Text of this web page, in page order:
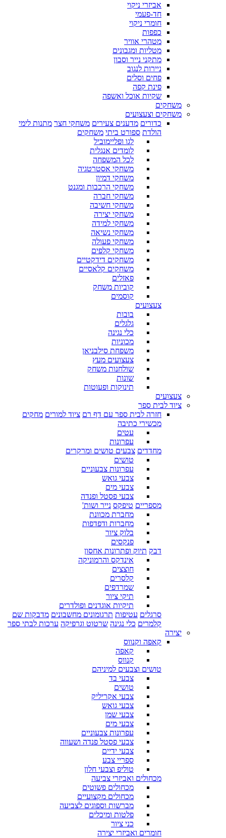
אביזרי ניקוי
חד-פעמי
חומרי ניקוי
כפפות
מטהרי אוויר
מטליות ומגבונים
מתקני נייר וסבון
ניירות לנגוב
פחים וסלים
פינת קפה
שקיות אוכל ואשפה
משחקים
משחקים וצעצועים
כדורים מדענים צעירים משחקי חצר מתנות לימי
הולדת ספורט ביתי משחקים
לגו ופליימוביל
לומדים אנגלית
לכל המשפחה
משחקי אסטרטגיה
משחקי דמיון
משחקי הרכבות ומגנט
משחקי חברה
משחקי חשיבה
משחקי יצירה
משחקי למידה
משחקי נשיאה
משחקי פעולה
משחקי קלפים
משחקים דידקטיים
משחקים קלאסיים
פאזלים
קוביות משחק
קוסמים
צעצועים
בובות
גלגלים
כלי נגינה
מכוניות
משפחת סילבניאן
צעצועים מעץ
שולחנות משחק
שונות
תינוקות ופעוטות
צעצועים
ציוד לבית ספר
חזרה לבית ספר עם דף רם ציוד למורים מחקים
מכשירי כתיבה
עטים
עפרונות
מחדדים צבעים טושים ומרקרים
טושים
עפרונות צבעוניים
צבעי גואש
צבעי מים
צבעי פסטל ופנדה
מספריים טיפקס נייר ושות'
מחברת מכוונת
מחברות ודפדפות
בלוק ציור
פנקסים
דבק תיוק ופתרונות אחסון
אינדקס והרמוניקה
חוצצים
קלסרים
שמרדפים
תיקי ציור
תיקיות אוגדנים ופולדרים
סרגלים עטיפות תרגומונים מחשבונים מדבקות שם
קלמרים כלי נגינה שרטוט וגרפיקה ערכות לבתי ספר
יצירה
קאפה וקנווס
קאפה
קנווס
טושים וצבעים למיניהם
צבעי בד
טושים
צבעי אקריליק
צבעי גואש
צבעי שמן
צבעי מים
עפרונות צבעוניים
צבעי פסטל פנדה ושעווה
צבעי ידיים
ספריי צבע
טוליפ וצבעי חלון
מכחולים ואביזרי צביעה
מכחולים פשוטים
מכחולים מקצועיים
מברשות וספוגים לצביעה
פלטות ומיכלים
כני ציור
חומרים ואביזרי יצירה